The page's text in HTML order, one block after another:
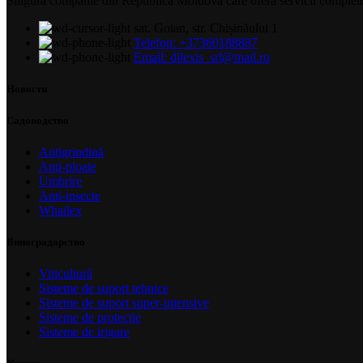
Telefon: +37360188887
Email: dilexis_srl@mail.ru
Antigrindină
Anti-ploaie
Umbrire
Anti-insecte
Whailex
Viticultură
Sisteme de suport tehnice
Sisteme de suport super-intensive
Sisteme de protecție
Sisteme de irigare